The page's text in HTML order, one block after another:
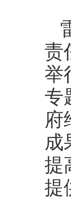
责
举
专
府
成
提
提